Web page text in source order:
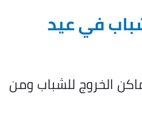
في عيد
الخروج للشباب ومن